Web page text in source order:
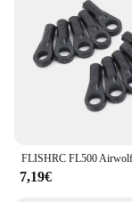
7,19€